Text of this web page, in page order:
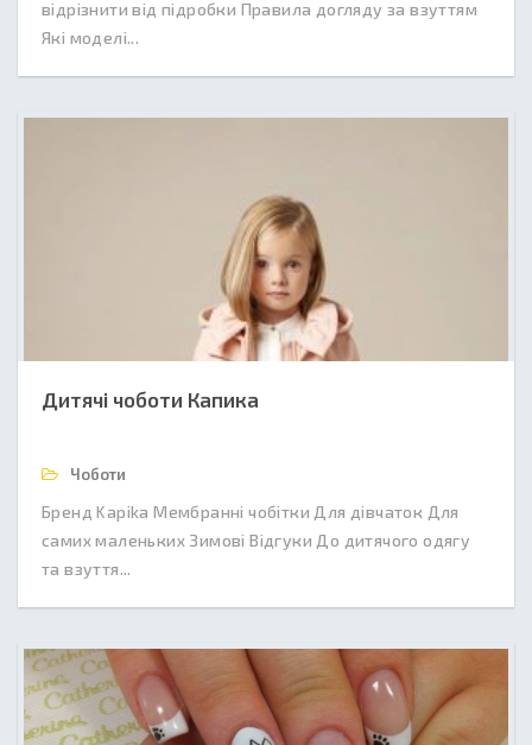
відрізнити від підробки Правила догляду за взуттям
Які моделі...
Дитячі чоботи Капика
Чоботи
Бренд Kapika Мембранні чобітки Для дівчаток Для
самих маленьких Зимові Відгуки До дитячого одягу
та взуття...